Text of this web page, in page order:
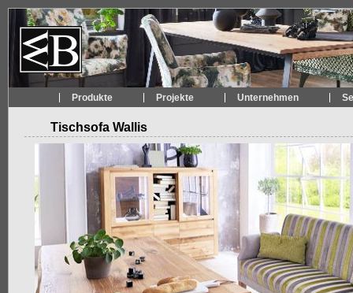
Produkte Projekte Unternehmen
Tischsofa Wallis